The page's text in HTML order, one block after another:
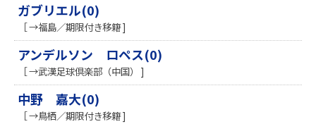
ガブリエル(0)
［ →福島／期限付き移籍 ]
アンデルソン ロペス(0)
［ →武漢足球倶楽部（中国） ]
中野 嘉大(0)
［ →鳥栖／期限付き移籍 ]